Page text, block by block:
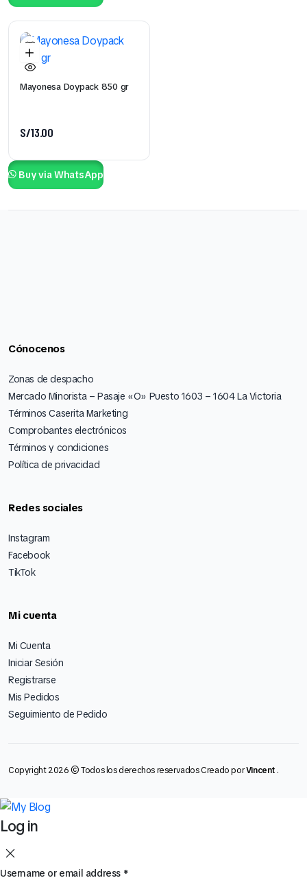
Mayonesa Doypack 850 gr
S/13.00
Buy via WhatsApp
Cónocenos
Zonas de despacho
Mercado Minorista – Pasaje «O» Puesto 1603 – 1604 La Victoria
Términos Caserita Marketing
Comprobantes electrónicos
Términos y condiciones
Política de privacidad
Redes sociales
Instagram
Facebook
TikTok
Mi cuenta
Mi Cuenta
Iniciar Sesión
Registrarse
Mis Pedidos
Seguimiento de Pedido
Copyright 2026 © Todos los derechos reservados Creado porVincent .
Log in
Username or email address *